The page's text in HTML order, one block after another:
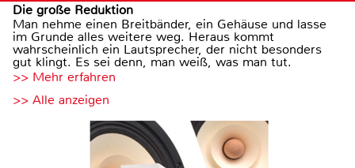
Die große Reduktion
Man nehme einen Breitbänder, ein Gehäuse und lasse
im Grunde alles weitere weg. Heraus kommt
wahrscheinlich ein Lautsprecher, der nicht besonders
gut klingt. Es sei denn, man weiß, was man tut.
>> Mehr erfahren
>> Alle anzeigen